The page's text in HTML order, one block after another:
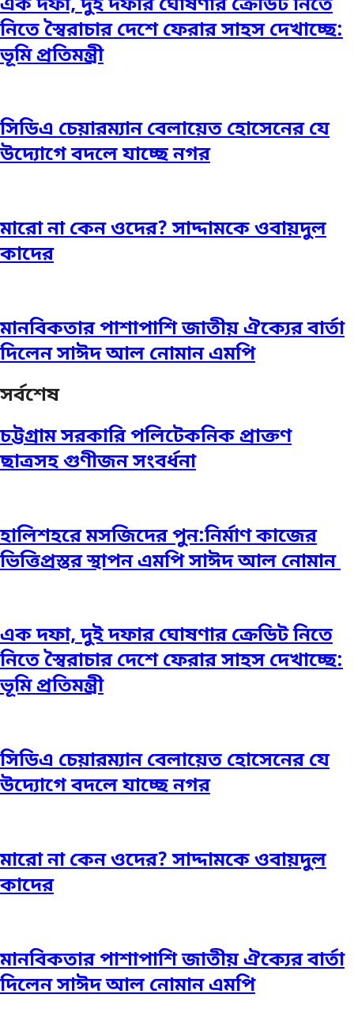
এক দফা, দুই দফার ঘোষণার ক্রেডিট নিতে
নিতে স্বৈরাচার দেশে ফেরার সাহস দেখাচ্ছে:
ভূমি প্রতিমন্ত্রী
সিডিএ চেয়ারম্যান বেলায়েত হোসেনের যে
উদ্যোগে বদলে যাচ্ছে নগর
মারো না কেন ওদের? সাদ্দামকে ওবায়দুল
কাদের
মানবিকতার পাশাপাশি জাতীয় ঐক্যের বার্তা
দিলেন সাঈদ আল নোমান এমপি
সর্বশেষ
চট্টগ্রাম সরকারি পলিটেকনিক প্রাক্তণ
ছাত্রসহ গুণীজন সংবর্ধনা
হালিশহরে মসজিদের পুন:নির্মাণ কাজের
ভিত্তিপ্রস্তর স্থাপন এমপি সাঈদ আল নোমান ‎
এক দফা, দুই দফার ঘোষণার ক্রেডিট নিতে
নিতে স্বৈরাচার দেশে ফেরার সাহস দেখাচ্ছে:
ভূমি প্রতিমন্ত্রী
সিডিএ চেয়ারম্যান বেলায়েত হোসেনের যে
উদ্যোগে বদলে যাচ্ছে নগর
মারো না কেন ওদের? সাদ্দামকে ওবায়দুল
কাদের
মানবিকতার পাশাপাশি জাতীয় ঐক্যের বার্তা
দিলেন সাঈদ আল নোমান এমপি